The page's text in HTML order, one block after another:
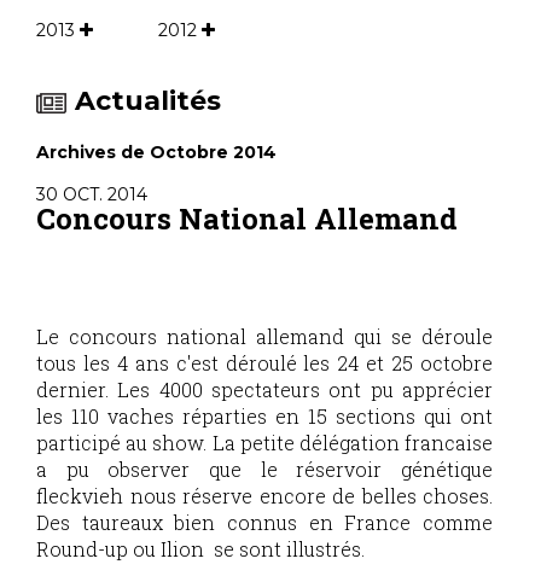
2013
2012
Actualités
Archives de Octobre 2014
30 OCT. 2014
Concours National Allemand
Le concours national allemand qui se déroule
tous les 4 ans c'est déroulé les 24 et 25 octobre
dernier. Les 4000 spectateurs ont pu apprécier
les 110 vaches réparties en 15 sections qui ont
participé au show. La petite délégation francaise
a pu observer que le réservoir génétique
fleckvieh nous réserve encore de belles choses.
Des taureaux bien connus en France comme
Round-up ou Ilion se sont illustrés.